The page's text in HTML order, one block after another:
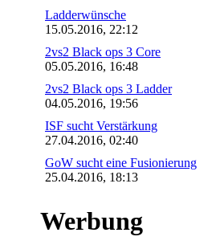
Ladderwünsche
15.05.2016, 22:12
2vs2 Black ops 3 Core
05.05.2016, 16:48
2vs2 Black ops 3 Ladder
04.05.2016, 19:56
ISF sucht Verstärkung
27.04.2016, 02:40
GoW sucht eine Fusionierung
25.04.2016, 18:13
Werbung